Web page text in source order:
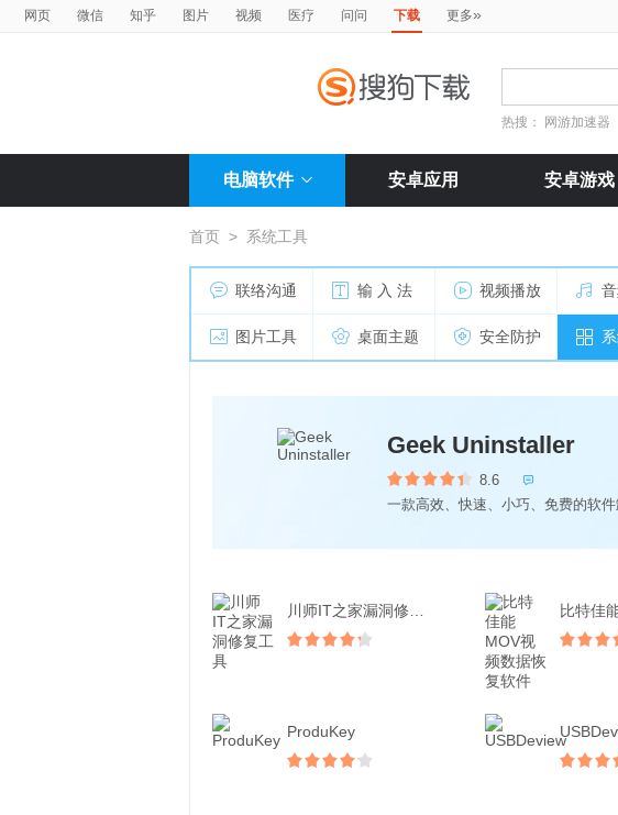
网页 微信 知乎 图片 视频 医疗 问问 下载 更多»
热搜： 网游加速器
电脑软件 安卓应用 安卓游戏
首页 > 系统工具
联络沟通 输 入 法 视频播放
图片工具 桌面主题 安全防护
Geek Uninstaller
8.6 
一款高效、快速、小巧、免费的软
ProduKey